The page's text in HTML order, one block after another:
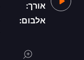
אורך:
אלבום: